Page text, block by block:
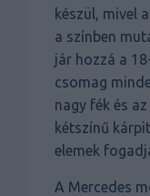
készül, mivel
a színben
jár hozzá a
csomag
nagy fék és
kétszínű
elemek
A Mercedes